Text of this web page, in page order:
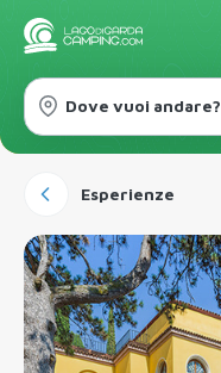
Dove vuoi andare?
Esperienze